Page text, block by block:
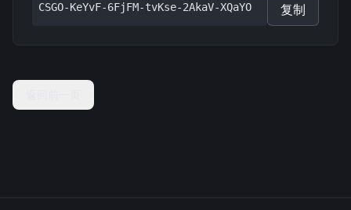
CSGO-KeYvF-6FjFM-tvKse-2AkaV-XQaYO 复制